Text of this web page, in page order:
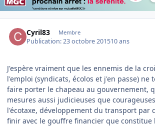
Cyril83 Membre
Publication:23 octobre 201510 ans
J'espère vraiment que les ennemis de la
l'emploi (syndicats, écolos et j'en passe) ne
faire porter le chapeau au gouvernement,
mesures aussi judicieuses que
l'écotaxe, développement du transport par
finir avec le gouffre financier que constitue